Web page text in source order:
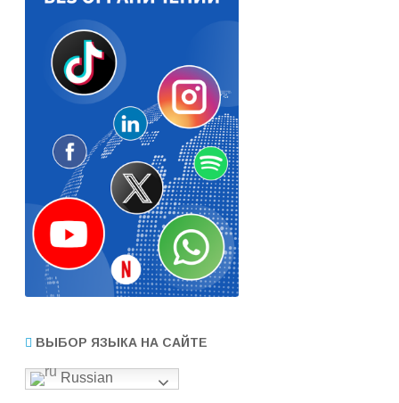
ВЫБОР ЯЗЫКА НА САЙТЕ
Russian